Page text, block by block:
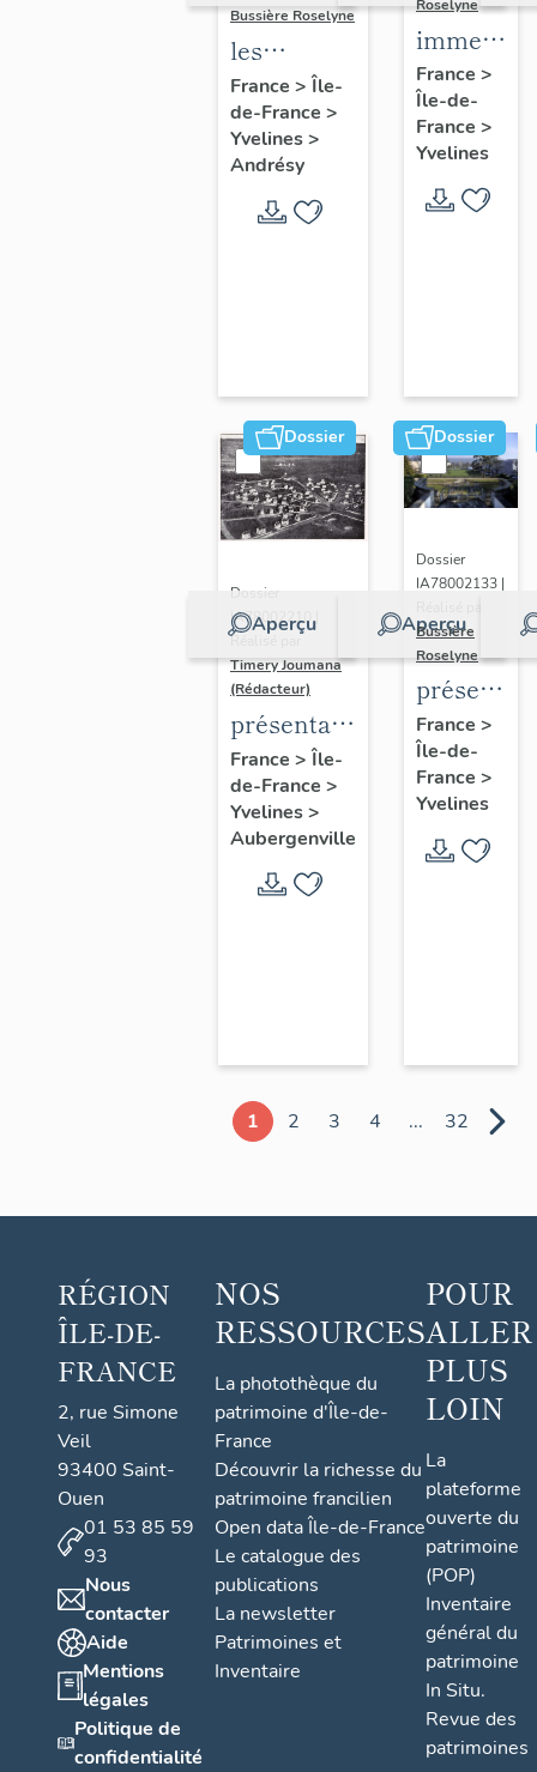
Bussière Roselyne
les
immeubles,
maisons et
fermes du
canton
d'Andrésy
France > Île-
de-France >
Yvelines>
Andrésy
Roselyne
maisons,
fermes
France >
Île-de-
France >
Yvelines
Dossier
Aperçu
Dossier
IA78002210 |
Réalisé par
Timery Joumana
(Rédacteur)
présentation
de l'étude
d'Elisabethville
France > Île-
de-France >
Yvelines>
Aubergenville
Dossier
Aperçu
Dossier
IA78002133 |
Bussière
Roselyne
du
diagnostic
et
France >
Île-de-
France >
Yvelines
1 2 3 4 ... 32
RÉGION
ÎLE-DE-
FRANCE
2, rue Simone
Veil
93400 Saint-
Ouen
01 53 85 59
93
Nous
contacter
Aide
Mentions
légales
Politique de
confidentialité
NOS
RESSOURCES
La photothèque du
patrimoine d'Île-de-
France
Découvrir la richesse du
patrimoine francilien
Open data Île-de-France
Le catalogue des
publications
La newsletter
Patrimoines et
Inventaire
POUR
ALLER
PLUS
LOIN
La
plateforme
ouverte du
patrimoine
(POP)
Inventaire
général du
patrimoine
In Situ.
Revue des
patrimoines